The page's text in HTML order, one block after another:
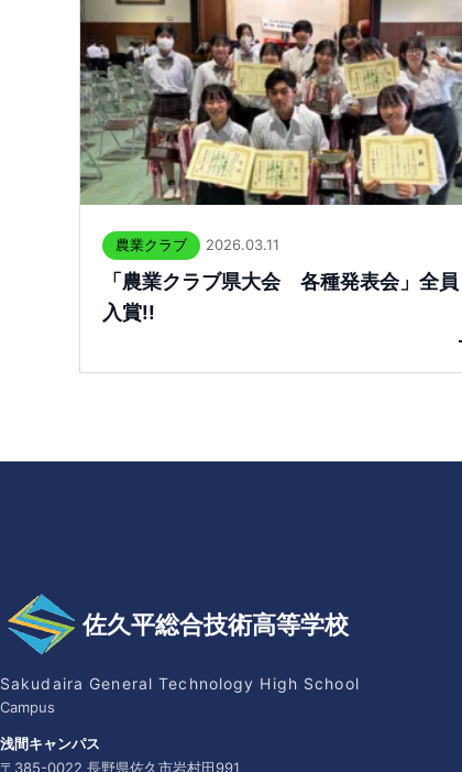
農業クラブ 2026.03.11
「農業クラブ県大会 各種発表会」全員
入賞!!
佐久平総合技術高等学校
Sakudaira General Technology High School
Campus
浅間キャンパス
〒385-0022 長野県佐久市岩村田991